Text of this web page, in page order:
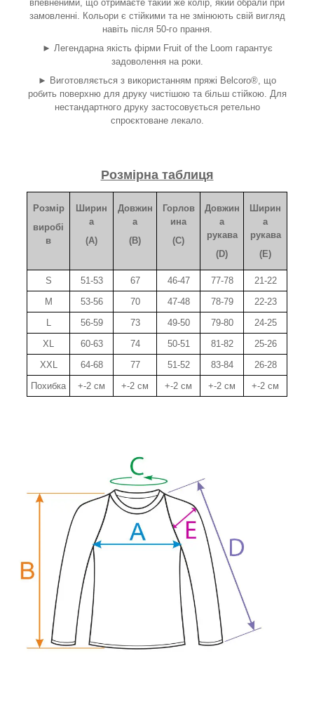
впевненими, що отримаєте такий же колір, який обрали при
замовленні. Кольори є стійкими та не змінюють свій вигляд
навіть після 50-го прання.
► Легендарна якість фірми Fruit of the Loom гарантує
задоволення на роки.
► Виготовляється з використанням пряжі Belcoro® , що
робить поверхню для друку чистішою та більш стійкою. Для
нестандартного друку застосовується ретельно
спроєктоване лекало.
Розмірна таблиця
Розмір
виробі
в
Ширин
а
(A)
Довжин
а
(B)
Горлов
ина
(C)
Довжин
а
рукава
(D)
Ширин
а
рукава
(E)
S 51-53 67 46-47 77-78
21-22
M
53-56 70 47-48 78-79
22-23
L
56-59 73 49-50 79-80
24-25
XL
60-63 74 50-51 81-82
25-26
XXL
64-68 77 51-52 83-84
26-28
Похибка
+-2 см +-2 см +-2 см +-2 см +-2 см